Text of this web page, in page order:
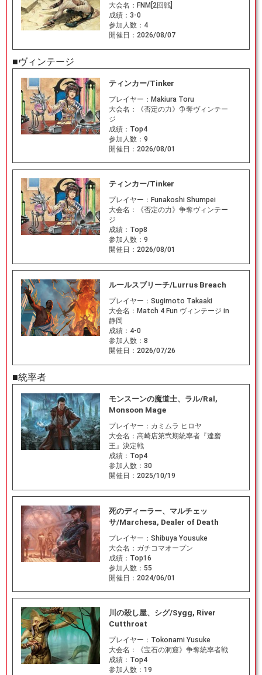
大会名： FNM[2回戦]
成績： 3-0
参加人数： 4
開催日： 2026/08/07
■ヴィンテージ
ティンカー/Tinker
プレイヤー： Makiura Toru
大会名：
《否定の力》争奪ヴィンテー
ジ
成績： Top4
参加人数： 9
開催日： 2026/08/01
ティンカー/Tinker
プレイヤー： Funakoshi Shumpei
大会名：
《否定の力》争奪ヴィンテー
ジ
成績： Top8
参加人数： 9
開催日： 2026/08/01
ルールスブリーチ/Lurrus Breach
プレイヤー： Sugimoto Takaaki
大会名： Match 4 Fun ヴィンテージ in
静岡
成績： 4-0
参加人数： 8
開催日： 2026/07/26
■統率者
モンスーンの魔道士、ラル/Ral,
Monsoon Mage
プレイヤー： カミムラ ヒロヤ
大会名： 高崎店第弐期統率者『達磨
王』決定戦
成績： Top4
参加人数： 30
開催日： 2025/10/19
死のディーラー、マルチェッ
サ/Marchesa, Dealer of Death
プレイヤー： Shibuya Yousuke
大会名： ガチコマオープン
成績： Top16
参加人数： 55
開催日： 2024/06/01
川の殺し屋、シグ/Sygg, River
Cutthroat
プレイヤー： Tokonami Yusuke
大会名：
《宝石の洞窟》争奪統率者戦
成績： Top4
参加人数： 19